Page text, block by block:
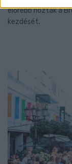
előrébb hozták a
kezdését.